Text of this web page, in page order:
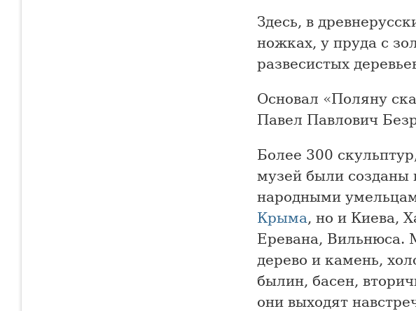
Здесь, в
ножках, у пруда с
развесистых
Основал «Поляну
Павел Павлович
Более 300
музей были созданы
народными
Крыма, но и Киева,
Еревана, Вильнюса.
дерево и камень,
былин, басен,
они выходят